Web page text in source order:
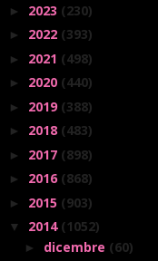
► 2023 (230)
► 2022 (393)
► 2021 (498)
► 2020 (440)
► 2019 (388)
► 2018 (483)
► 2017 (898)
► 2016 (868)
► 2015 (903)
▼ 2014 (1052)
► dicembre (60)